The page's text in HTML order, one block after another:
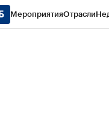
МероприятияОтрасли